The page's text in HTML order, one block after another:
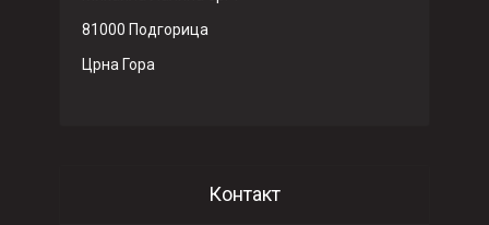
81000 Подгорица
Црна Гора
Контакт